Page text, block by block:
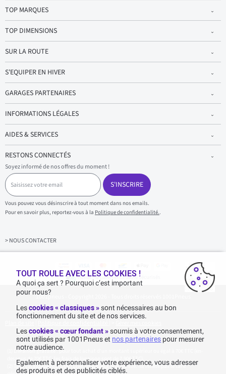
TOP MARQUES
TOP DIMENSIONS
SUR LA ROUTE
S'EQUIPER EN HIVER
GARAGES PARTENAIRES
INFORMATIONS LÉGALES
AIDES & SERVICES
RESTONS CONNECTÉS
Soyez informé de nos offres du moment !
S
a
i
s
i
s
z
v
S'INSCRIRE
Vous pouvez vous désinscrire à tout moment dans nos emails.
Pour en savoir plus, reportez-vous à la Politique de confidentialité..
> NOUS CONTACTER
Achats & paiements 100% sécurisés
1001pneus - Copyright 2026 - Tous droits réservés 1001Pneus
Livraison gratuite : pour tout achat d'un montant supérieur ou égal à 70€ TTC (en-
dessous de 70€ TTC, les frais de livraison sont de 7,90€ TTC).
Tarif catalogue manufacturier en vigueur non remisé. Ne reflète pas le tarif
TOUT ROULE AVEC LES COOKIES !
A quoi ça sert ? Pourquoi c’est important
pour nous?
Lescookies « classiques »sont nécessaires au bon
fonctionnement du site et de nos services.
Lescookies « cœur fondant » soumis à votre consentement,
sont utilisés par 1001Pneus et nos partenaires pour mesurer
notre audience.
Egalement à personnaliser votre expérience, vous adresser
des produits et des publicités ciblés.